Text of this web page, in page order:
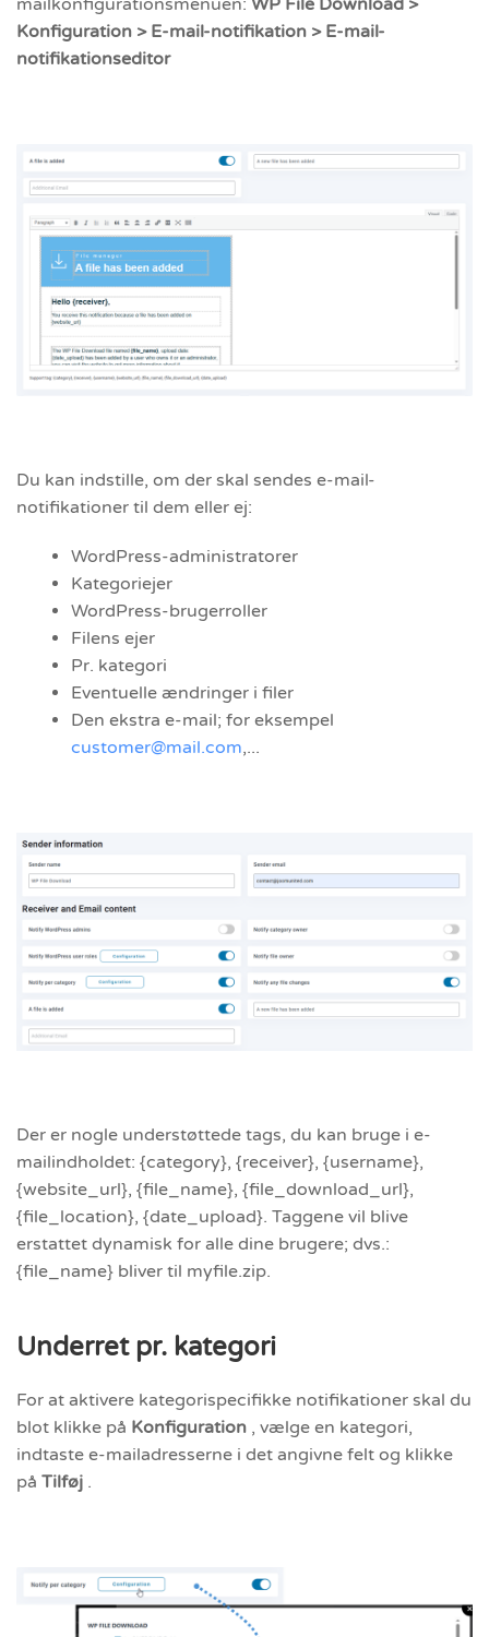
Konfiguration > E-mail-notifikation > E-mail-
notifikationseditor
Du kan indstille, om der skal sendes e-mail-
notifikationer til dem eller ej:
WordPress-administratorer
Kategoriejer
WordPress-brugerroller
Filens ejer
Pr. kategori
Eventuelle ændringer i filer
Den ekstra e-mail; for eksempel
customer@mail.com,...
Der er nogle understøttede tags, du kan bruge i e-
mailindholdet: {category}, {receiver}, {username},
{website_url}, {file_name}, {file_download_url},
{file_location}, {date_upload}. Taggene vil blive
erstattet dynamisk for alle dine brugere; dvs.:
{file_name} bliver til myfile.zip.
Underret pr. kategori
For at aktivere kategorispecifikke notifikationer skal du
blot klikke på Konfiguration , vælge en kategori,
indtaste e-mailadresserne i det angivne felt og klikke
på Tilføj .